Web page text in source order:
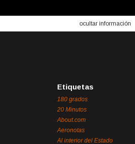
ocultar información
Etiquetas
180 grados
20 Minutos
About.com
Aeronotas
Al interior del Estado